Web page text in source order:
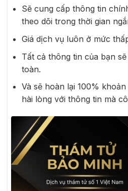
Sẽ cung cấp thông tin
theo dõi trong thời gian
Giá dịch vụ luôn ở mức
Tất cả thông tin của bạn
toàn.
Và sẽ hoàn lại 100%
hài lòng với thông tin mà